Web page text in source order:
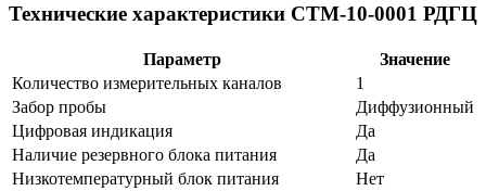
Технические характеристики СТМ-10-0001 РДГЦ
Параметр
Значение
Количество измерительных каналов
1
Забор пробы
Диффузионный
Цифровая индикация
Да
Наличие резервного блока питания
Да
Низкотемпературный блок питания
Нет